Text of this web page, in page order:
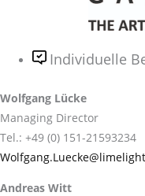
Individuelle
Wolfgang Lücke
Managing Director
Tel.: +49 (0) 151-21593234
Andreas Witt